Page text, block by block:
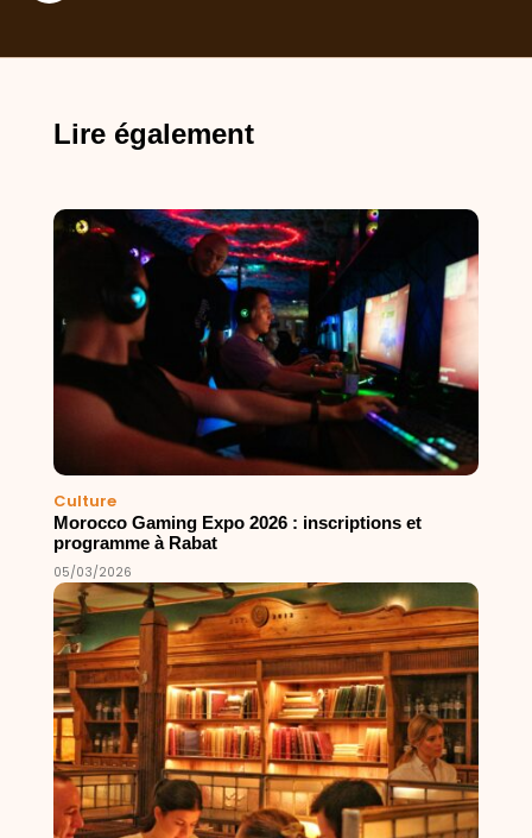
Lire également
Culture
Morocco Gaming Expo 2026 : inscriptions et
programme à Rabat
05/03/2026